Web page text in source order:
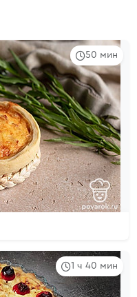
50 мин
1 ч 40 мин